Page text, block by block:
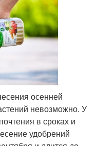
осенней
невозможно. У
в сроках и
удобрений